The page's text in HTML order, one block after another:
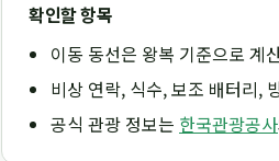
확인할 항목
이동 동선은 왕복 기준으로 계
비상 연락, 식수, 보조 배터리,
공식 관광 정보는 한국관광공사